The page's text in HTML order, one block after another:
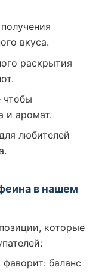
вкуса.
раскрытия
чтобы
и аромат.
любителей
в нашем
которые
баланс